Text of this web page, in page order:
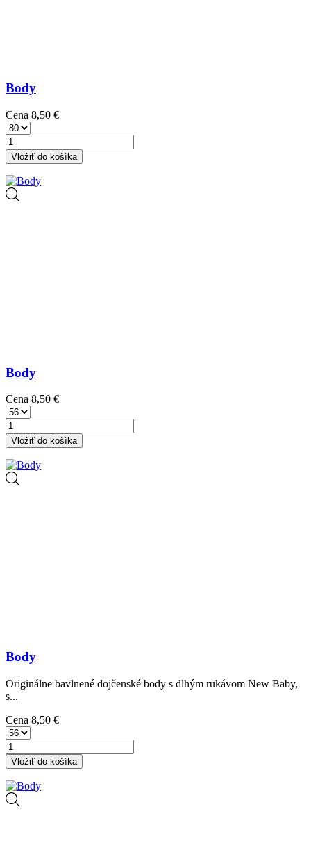
Body
Cena 8,50 €
Vložiť do košíka
Body
Cena 8,50 €
Vložiť do košíka
Body
Originálne bavlnené dojčenské body s dlhým rukávom New Baby,
s...
Cena 8,50 €
Vložiť do košíka